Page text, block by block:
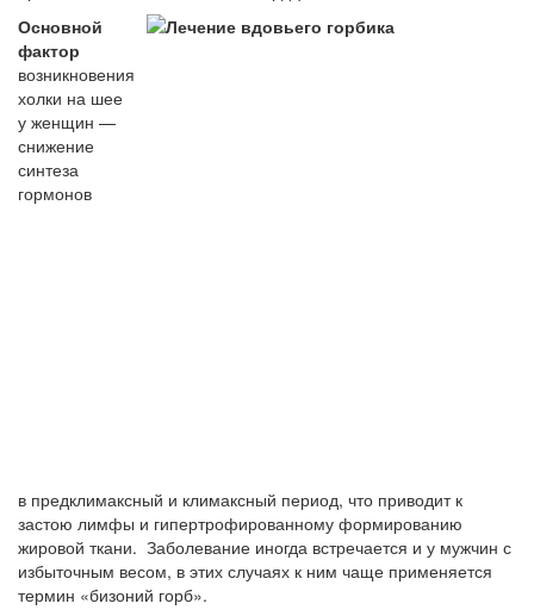
Основной
фактор
возникновения
холки на шее
у женщин —
снижение
синтеза
гормонов
в предклимаксный и климаксный период, что приводит к
застою лимфы и гипертрофированному формированию
жировой ткани. Заболевание иногда встречается и у мужчин с
избыточным весом, в этих случаях к ним чаще применяется
термин «бизоний горб».